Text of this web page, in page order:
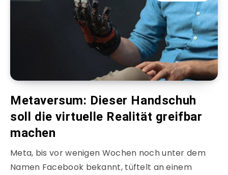
Metaversum: Dieser Handschuh
soll die virtuelle Realität greifbar
machen
Meta, bis vor wenigen Wochen noch unter dem
Namen Facebook bekannt, tüftelt an einem